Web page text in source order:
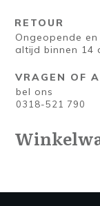
RETOUR
Ongeopende
altijd binnen 14
VRAGEN OF
bel ons
0318-521 790